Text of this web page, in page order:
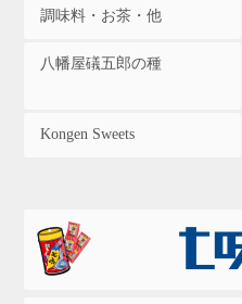
調味料・お茶・他
八幡屋礒五郎の種
Kongen Sweets